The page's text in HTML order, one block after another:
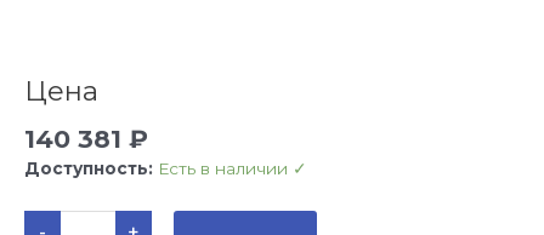
Цена
140 381 ₽
Доступность: Есть в наличии ✓
Количество